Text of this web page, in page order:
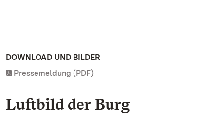
DOWNLOAD UND BILDER
Pressemeldung (PDF)
Luftbild der Burg